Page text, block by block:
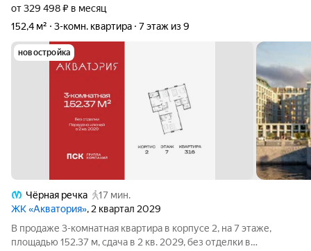
от 329 498 ₽ в месяц
152,4 м²
3-комн. квартира 7 этаж из 9
новостройка
Чёрная речка
17 мин.
ЖК «Акватория», 2 квартал 2029
В продаже 3-комнатная квартира в корпусе 2, на 7 этаже,
площадью 152.37 м, сдача в 2 кв. 2029, без отделки в